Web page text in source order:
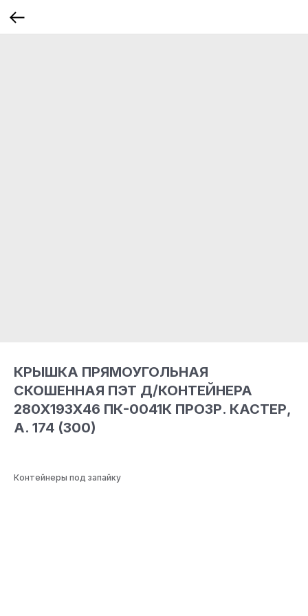
КРЫШКА ПРЯМОУГОЛЬНАЯ
СКОШЕННАЯ ПЭТ Д/КОНТЕЙНЕРА
280Х193Х46 ПК-0041К ПРОЗР. КАСТЕР,
А. 174 (300)
Контейнеры под запайку